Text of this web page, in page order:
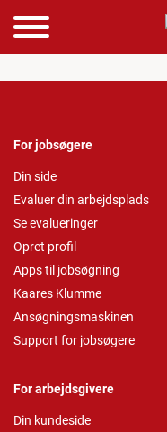
For jobsøgere
Din side
Evaluer din arbejdsplads
Se evalueringer
Opret profil
Apps til jobsøgning
Kaares Klumme
Ansøgningsmaskinen
Support for jobsøgere
For arbejdsgivere
Din kundeside